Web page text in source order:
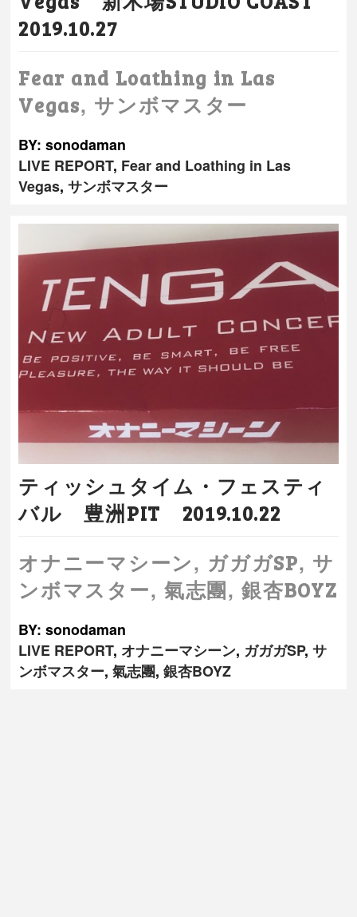
2019.10.27
Fear and Loathing in Las
Vegas, サンボマスター
BY: sonodaman
LIVE REPORT, Fear and Loathing in Las
Vegas,サンボマスター
ティッシュタイム・フェスティ
バル 豊洲PIT 2019.10.22
オナニーマシーン, ガガガSP, サ
ンボマスター, 氣志團,銀杏BOYZ
BY: sonodaman
LIVE REPORT, オナニーマシーン, ガガガSP,サ
ンボマスター,氣志團,銀杏BOYZ